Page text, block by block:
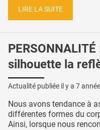
LIRE LA SUITE
silhouette la
Actualité publiée il y a 7
Nous avons tendance à
différentes formes du
Ainsi, lorsque nous